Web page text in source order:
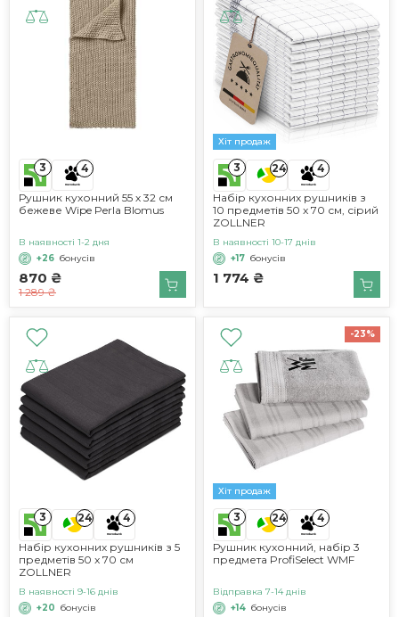
3 4
Рушник кухонний 55 х 32 см
бежеве Wipe Perla Blomus
870 ₴
1 289 ₴
В наявності 1-2 дня
+26 бонусів
Хіт продаж
3 24 4
Набір кухонних рушників з
10 предметів 50 x 70 см, сірий
ZOLLNER
1 774 ₴
В наявності 10-17 днів
+17 бонусів
3 24 4
Набір кухонних рушників з 5
предметів 50 x 70 см
ZOLLNER
В наявності 9-16 днів
+20 бонусів
Хіт продаж
3 24 4
Рушник кухонний, набір 3
предмета ProfiSelect WMF
-23%
Відправка 7-14 днів
+14 бонусів